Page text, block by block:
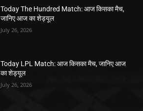
Today The Hundred Match: आज किसका मैच,
जानिए आज का शेड्यूल
July 26, 2026
Today LPL Match: आज किसका मैच, जानिए आज
का शेड्यूल
July 26, 2026